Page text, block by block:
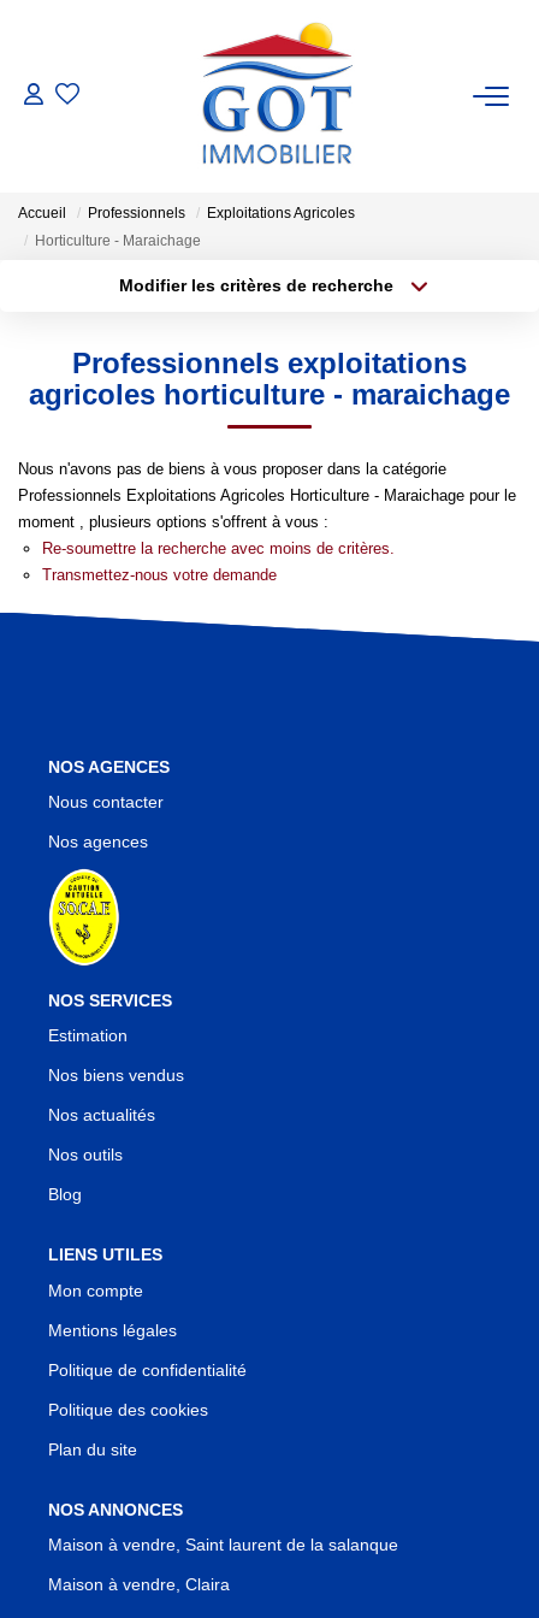
VENTES
NOS BIENS VENDUS
NOS AGENCES
Nos Agences
Notre Équipe
Notre Région
Accueil Professionnels
Exploitations Agricoles
Horticulture - Maraichage
Modifier les critères de recherche
Sélectionnez...
Type de bien
Surface min
Créer une alerte
Professionnels exploitations
agricoles horticulture - maraichage
Nous n'avons pas de biens à vous proposer dans la catégorie
Professionnels Exploitations Agricoles Horticulture - Maraichage pour le
moment , plusieurs options s'offrent à vous :
Re-soumettre la recherche avec moins de critères.
Transmettez-nous votre demande
NOS AGENCES
Nous contacter
Nos agences
NOS SERVICES
Estimation
Nos biens vendus
Nos actualités
Nos outils
Blog
LIENS UTILES
Mon compte
Mentions légales
Politique de confidentialité
Politique des cookies
Plan du site
NOS ANNONCES
Maison à vendre, Saint laurent de la salanque
Maison à vendre, Claira